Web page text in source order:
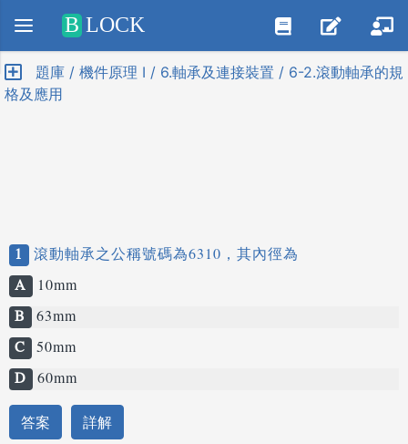
Positive SSL
B LOCK
題庫 / 機件原理 I / 6.軸承及連接裝置 / 6-2.滾動軸承的規
格及應用
1 滾動軸承之公稱號碼為6310，其內徑為
A
10mm
B 63mm
C 50mm
D 60mm
答案 詳解